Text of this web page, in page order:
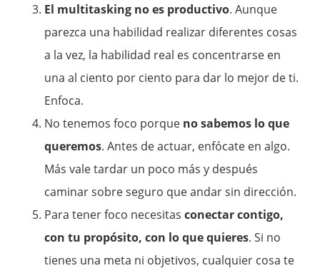
El multitasking no es productivo. Aunque
parezca una habilidad realizar diferentes cosas
a la vez, la habilidad real es concentrarse en
una al ciento por ciento para dar lo mejor de ti.
Enfoca.
No tenemos foco porque no sabemos lo que
queremos. Antes de actuar, enfócate en algo.
Más vale tardar un poco más y después
caminar sobre seguro que andar sin dirección.
Para tener foco necesitasconectar contigo,
con tu propósito, con lo que quieres. Si no
tienes una meta ni objetivos, cualquier cosa te